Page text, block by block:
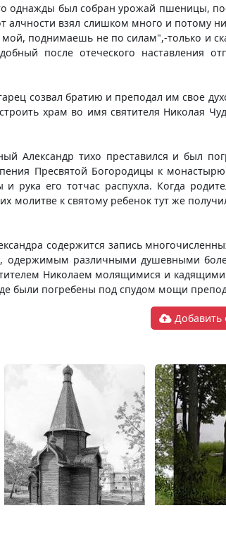
однажды был собран урожай пшеницы,
алчности взял слишком много и потому
поднимаешь не по силам",-только и
после отеческого наставления
созвал братию и преподал им свое
храм во имя святителя Николая
Александр тихо преставился и был
Пресвятой Богородицы к
рука его тотчас распухла. Когда
молитве к святому ребенок тут же
содержится запись
одержимым различными душевными
Николаем молящимися и
были погребены под спудом мощи
Добавить